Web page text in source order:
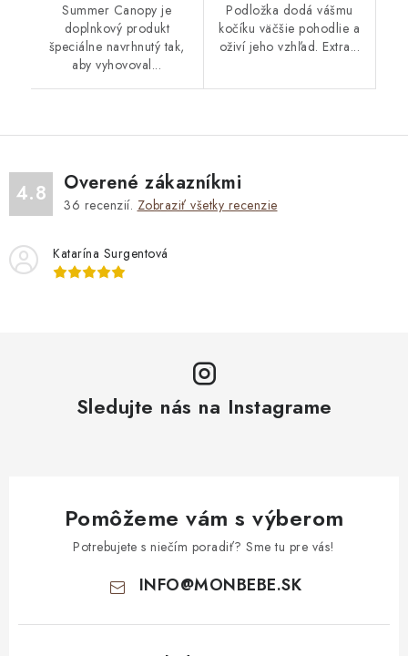
Summer Canopy je
doplnkový produkt
špeciálne navrhnutý tak,
aby vyhovoval...
Podložka dodá vášmu
kočíku väčšie pohodlie a
oživí jeho vzhľad. Extra...
4.8 Overené zákazníkmi
36 recenzií. Zobraziť všetky recenzie
Katarína Surgentová
Sledujte nás na Instagrame
Pomôžeme vám s výberom
Potrebujete s niečím poradiť? Sme tu pre vás!
INFO@MONBEBE.SK